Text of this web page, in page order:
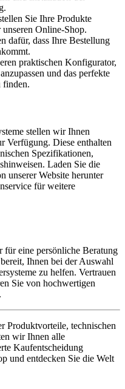
Sie Ihre Produkte
Online-Shop.
dafür, dass Ihre Bestellung
praktischen Konfigurator,
und das perfekte
finden.
stellen wir Ihnen
Verfügung. Diese enthalten
Spezifikationen,
Laden Sie die
unserer Website herunter
für weitere
für eine persönliche Beratung
Ihnen bei der Auswahl
zu helfen. Vertrauen
Sie von hochwertigen
Produktvorteile, technischen
wir Ihnen alle
Kaufentscheidung
und entdecken Sie die Welt